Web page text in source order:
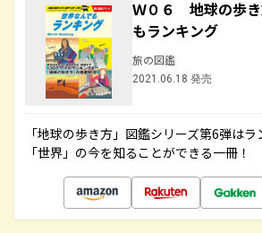
Ｗ０６ 地球の歩き
もランキング
旅の図鑑
2021.06.18 発売
「地球の歩き方」図鑑シリーズ第6弾は
「世界」の今を知ることができる一冊！